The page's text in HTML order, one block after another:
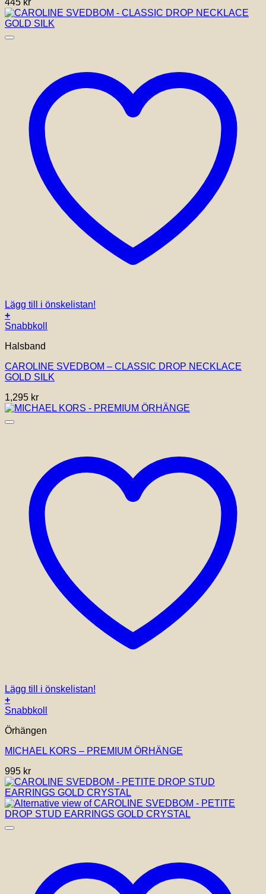
445 kr
Lägg till i önskelistan!
+
Snabbkoll
Halsband
CAROLINE SVEDBOM – CLASSIC DROP NECKLACE
GOLD SILK
1,295 kr
Lägg till i önskelistan!
+
Snabbkoll
Örhängen
MICHAEL KORS – PREMIUM ÖRHÄNGE
995 kr